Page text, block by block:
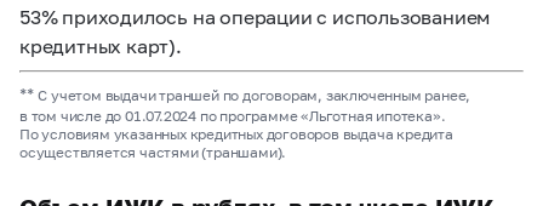
53% приходилось на операции с использованием
кредитных карт).
**С учетом выдачи траншей по договорам, заключенным ранее,
в том числе до 01.07.2024 по программе «Льготная ипотека».
По условиям указанных кредитных договоров выдача кредита
осуществляется частями (траншами).